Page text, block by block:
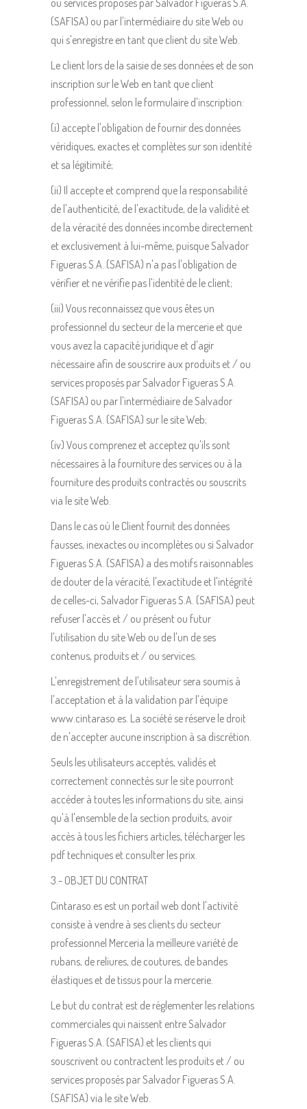
ou services proposés par Salvador Figueras S.A.
(SAFISA) ou par l'intermédiaire du site Web ou
qui s'enregistre en tant que client du site Web.
Le client lors de la saisie de ses données et de son
inscription sur le Web en tant que client
professionnel, selon le formulaire d'inscription:
(i) accepte l'obligation de fournir des données
véridiques, exactes et complètes sur son identité
et sa légitimité;
(ii) Il accepte et comprend que la responsabilité
de l'authenticité, de l'exactitude, de la validité et
de la véracité des données incombe directement
et exclusivement à lui-même, puisque Salvador
Figueras S.A. (SAFISA) n'a pas l'obligation de
vérifier et ne vérifie pas l'identité de le client;
(iii) Vous reconnaissez que vous êtes un
professionnel du secteur de la mercerie et que
vous avez la capacité juridique et d'agir
nécessaire afin de souscrire aux produits et / ou
services proposés par Salvador Figueras S.A.
(SAFISA) ou par l'intermédiaire de Salvador
Figueras S.A. (SAFISA) sur le site Web;
(iv) Vous comprenez et acceptez qu'ils sont
nécessaires à la fourniture des services ou à la
fourniture des produits contractés ou souscrits
via le site Web.
Dans le cas où le Client fournit des données
fausses, inexactes ou incomplètes ou si Salvador
Figueras S.A. (SAFISA) a des motifs raisonnables
de douter de la véracité, l'exactitude et l'intégrité
de celles-ci, Salvador Figueras S.A. (SAFISA) peut
refuser l'accès et / ou présent ou futur
l'utilisation du site Web ou de l'un de ses
contenus, produits et / ou services.
L'enregistrement de l'utilisateur sera soumis à
l'acceptation et à la validation par l'équipe
www.cintaraso.es. La société se réserve le droit
de n'accepter aucune inscription à sa discrétion.
Seuls les utilisateurs acceptés, validés et
correctement connectés sur le site pourront
accéder à toutes les informations du site, ainsi
qu'à l'ensemble de la section produits, avoir
accès à tous les fichiers articles, télécharger les
pdf techniques et consulter les prix.
3.- OBJET DU CONTRAT
Cintaraso.es est un portail web dont l'activité
consiste à vendre à ses clients du secteur
professionnel Merceria la meilleure variété de
rubans, de reliures, de coutures, de bandes
élastiques et de tissus pour la mercerie.
Le but du contrat est de réglementer les relations
commerciales qui naissent entre Salvador
Figueras S.A. (SAFISA) et les clients qui
souscrivent ou contractent les produits et / ou
services proposés par Salvador Figueras S.A.
(SAFISA) via le site Web.